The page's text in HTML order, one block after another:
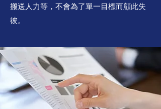
搬送人力等，不會為了單一目標而顧此失
彼。